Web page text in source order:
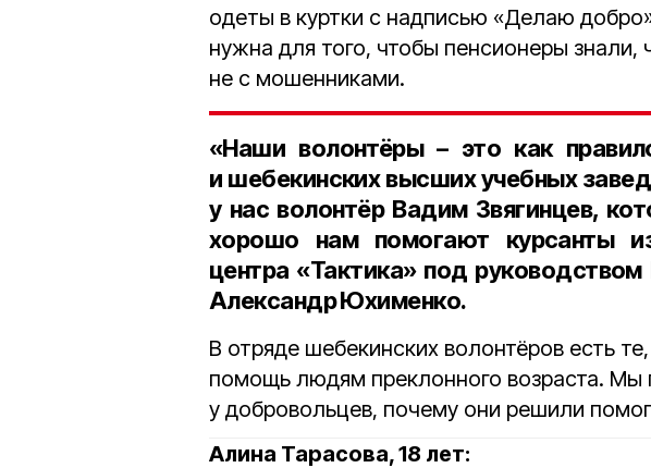
одеты в куртки с надписью «Делаю
нужна для того, чтобы пенсионеры знали,
не с мошенниками.
«Наши волонтёры – это как
и шебекинских высших учебных
у нас волонтёр Вадим Звягинцев,
хорошо нам помогают курсанты из
центра «Тактика» под
Александр Юхименко.
В отряде шебекинских волонтёров есть
помощь людям преклонного возраста. Мы
у добровольцев, почему они решили
Алина Тарасова, 18 лет: